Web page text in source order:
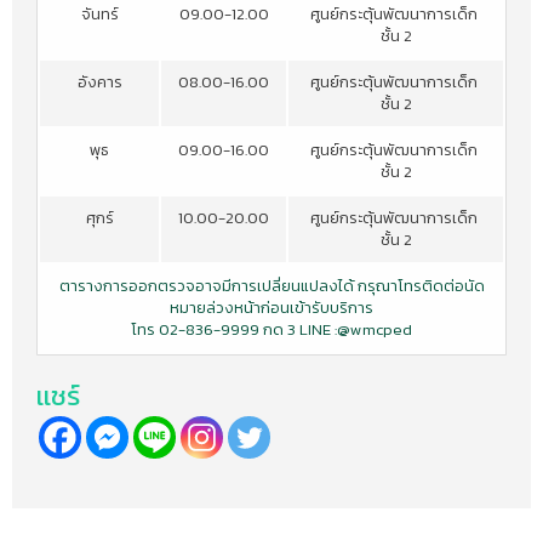
จันทร์
09.00-12.00
ศูนย์กระตุ้นพัฒนาการเด็ก
ชั้น 2
อังคาร
08.00-16.00
ศูนย์กระตุ้นพัฒนาการเด็ก
ชั้น 2
พุธ
09.00-16.00
ศูนย์กระตุ้นพัฒนาการเด็ก
ชั้น 2
ศุกร์
10.00-20.00
ศูนย์กระตุ้นพัฒนาการเด็ก
ชั้น 2
ตารางการออกตรวจอาจมีการเปลี่ยนแปลงได้ กรุณาโทรติดต่อนัด
หมายล่วงหน้าก่อนเข้ารับบริการ
โทร 02-836-9999 กด 3 LINE :@wmcped
เเชร์